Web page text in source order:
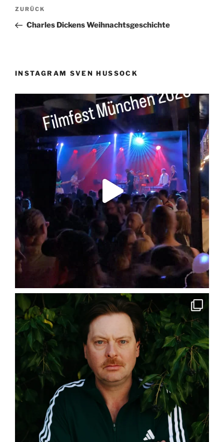
Beitragsnavigation
Vorheriger
Beitrag
ZURÜCK
Charles Dickens Weihnachtsgeschichte
INSTAGRAM SVEN HUSSOCK